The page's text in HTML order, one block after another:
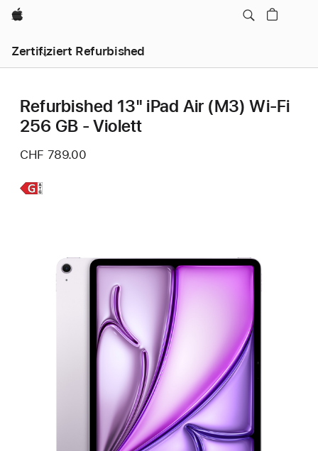
Apple
Zertifiziert Refurbished
Refurbished 13" iPad Air (M3) Wi‑Fi
256 GB - Violett
CHF 789.00
Weitere